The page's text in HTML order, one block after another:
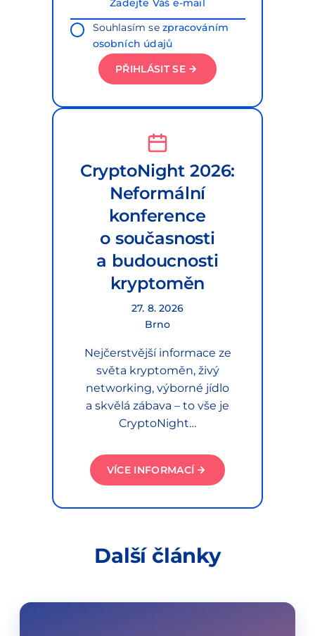
Souhlasím sezpracováním
osobních údajů
PŘIHLÁSIT SE
CryptoNight 2026:
Neformální
konference
o současnosti
a budoucnosti
kryptoměn
27. 8. 2026
Brno
Nejčerstvější informace ze
světa kryptoměn, živý
networking, výborné jídlo
a skvělá zábava – to vše je
CryptoNight…
VÍCE INFORMACÍ
Další články